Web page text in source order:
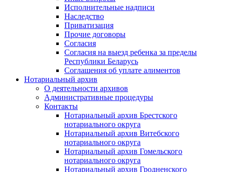
Исполнительные надписи
Наследство
Приватизация
Прочие договоры
Согласия
Согласия на выезд ребенка за пределы
Республики Беларусь
Соглашения об уплате алиментов
Нотариальный архив
О деятельности архивов
Административные процедуры
Контакты
Нотариальный архив Брестского
нотариального округа
Нотариальный архив Витебского
нотариального округа
Нотариальный архив Гомельского
нотариального округа
Нотариальный архив Гродненского